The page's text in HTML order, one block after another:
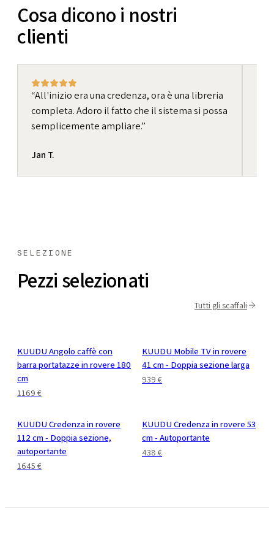
Cosa dicono i nostri
clienti
All'inizio era una credenza, ora è una libreria
completa. Adoro il fatto che il sistema si possa
semplicemente ampliare.
Jan T.
SELEZIONE
Pezzi selezionati
Tutti gli scaffali
KUUDU Angolo caffè con
barra portatazze in rovere 180
cm
1169 €
KUUDU Mobile TV in rovere
41 cm - Doppia sezione larga
939 €
KUUDU Credenza in rovere
112 cm - Doppia sezione,
autoportante
1645 €
KUUDU Credenza in rovere 53
cm - Autoportante
438 €